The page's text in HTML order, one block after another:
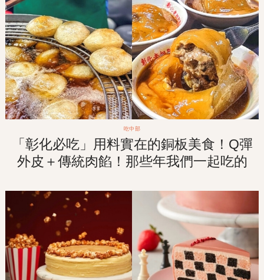
吃中部
「彰化必吃」用料實在的銅板美食！Q彈
外皮＋傳統肉餡！那些年我們一起吃的